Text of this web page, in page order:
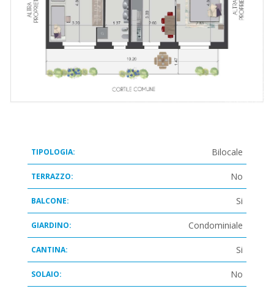
TIPOLOGIA: Bilocale
TERRAZZO: No
BALCONE: Si
GIARDINO: Condominiale
CANTINA: Si
SOLAIO: No